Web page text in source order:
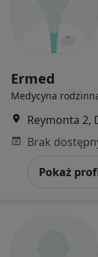
Ermed
Medycyna
Reymonta 2,
Pokaż